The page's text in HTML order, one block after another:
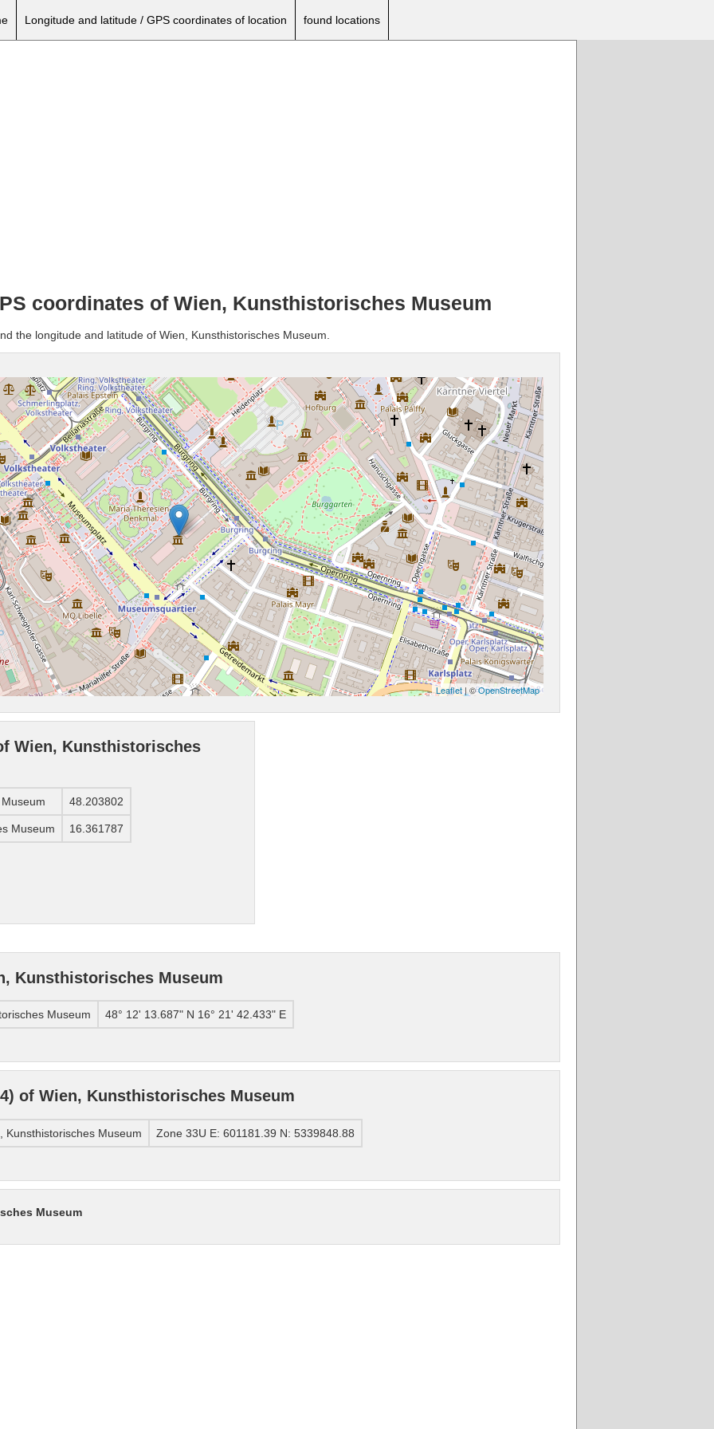
Longitude and latitude / GPS coordinates of location found locations
coordinates of Wien, Kunsthistorisches Museum
the longitude and latitude of Wien, Kunsthistorisches Museum.
Leaflet | ©OpenStreetMap
Wien, Kunsthistorisches
48.203802
Museum 16.361787
Kunsthistorisches Museum
Museum 48° 12' 13.687" N 16° 21' 42.433" E
of Wien, Kunsthistorisches Museum
Kunsthistorisches Museum Zone 33U E: 601181.39 N: 5339848.88
Museum